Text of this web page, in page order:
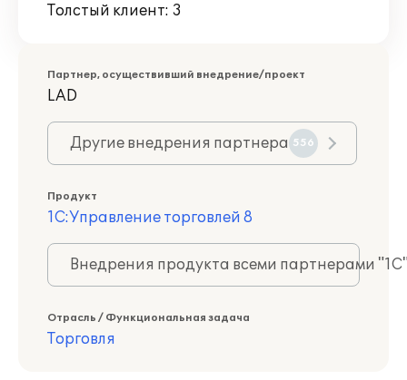
Толстый клиент: 3
Партнер, осуществивший внедрение/проект
LAD
Другие внедрения партнера 556
Продукт
1С:Управление торговлей 8
Внедрения продукта всеми партнерами
Отрасль / Функциональная задача
Торговля